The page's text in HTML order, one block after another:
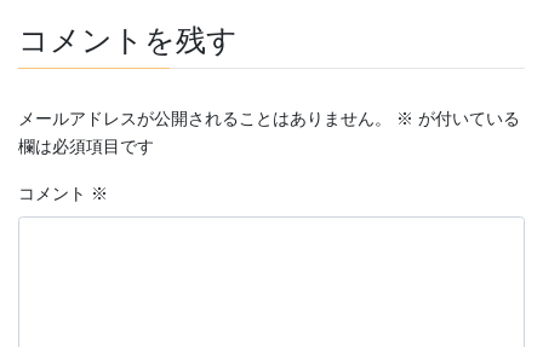
コメントを残す
メールアドレスが公開されることはありません。 ※ が付いている
欄は必須項目です
コメント ※